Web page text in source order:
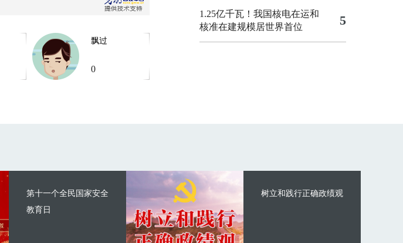
飘过
0
1.25亿千瓦！我国核电在运和
核准在建规模居世界首位
5
第十一个全民国家安全
教育日
树立和践行正确政绩观